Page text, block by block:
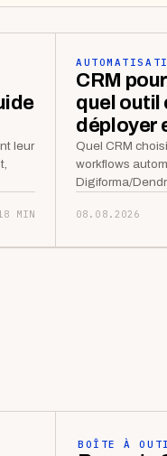
leur
MIN
CRM
quel outil
déployer
Quel CRM
workflows
Digiforma/
08.08.2026
BOÎTE À